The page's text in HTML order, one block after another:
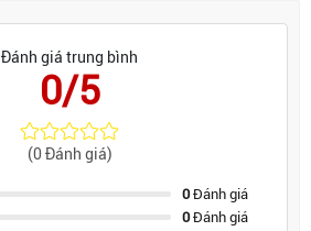
Đánh giá trung bình
0/5
(0 Đánh giá)
0Đánh giá
0Đánh giá